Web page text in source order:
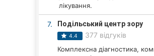
лікування.
7. Подільський центр зору
4.4 377 відгуків
Комплексна діагностика,